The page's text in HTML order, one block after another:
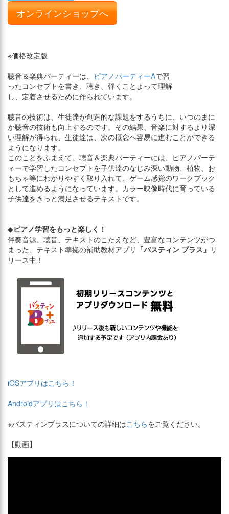
オンラインショップへ
※価格改定版
聴音＆楽典パーティーは、 ピアノパーティーAで習
ったコンセプトを書き、聴き、弾くことよって理解
し、定着させるために作られています。
聴音の技術は、生徒達が創造的な課題をするうちに、いつのまに
か聴音の技術も向上するのです。その結果、音楽に対するより深
い理解が得られ、生徒達は、次の概念へ容易に進むことができる
ようになります。
このことをふまえて、聴音＆楽典パーティーには、ピアノパーテ
ィーで学習したコンセプトを子供達のなじみ深い動物、植物、お
もちゃ等にわかりやすく取り入れて、ゲーム感覚のワークブック
として進めるようになっています。カラー映像時代に育っている
子供達をきっと満足させるテキストです。
◆ピアノ学習をもっと楽しく！
伴奏音源、聴音、テキストのこたえなど、豊富なコンテンツがつ
まった、テキスト準拠の補助教材アプリ 「バスティン プラス」 リ
リース中！
iOSアプリはこちら！
Androidアプリはこちら！
※バスティンプラスについての詳細はこちらをご覧ください。
【動画】